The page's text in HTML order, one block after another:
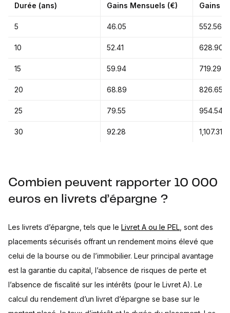
Durée (ans) Gains Mensuels (€) Gains
5 46.05 552.56
10 52.41 628.90
15 59.94 719.29
20 68.89 826.65
25 79.55 954.54
30 92.28 1,107.31
Combien peuvent rapporter 10 000
euros en livrets d’épargne ?
Les livrets d’épargne, tels que le Livret A ou le PEL , sont des
placements sécurisés offrant un rendement moins élevé que
celui de la bourse ou de l’immobilier. Leur principal avantage
est la garantie du capital, l’absence de risques de perte et
l’absence de fiscalité sur les intérêts (pour le Livret A). Le
calcul du rendement d’un livret d’épargne se base sur le